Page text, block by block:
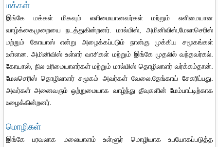
மக்கள்
இங்கே மக்கள் மிகவும் எளிமையானவர்கள் மற்றும் எளிமையான
வாழ்க்கைமுறையை நடத்துகின்றனர். மால்மிஸ், அமினிவிஸ்,மேலாசெரிஸ்
மற்றும் கோயாஸ் என்று அழைக்கப்படும் நான்கு முக்கிய சமூகங்கள்
உள்ளன. அமினிவிஸ் உள்ளர் வாசிகள் மற்றும் இங்கே முதலில் வந்தவர்கல்.
கோயாஸ், நில உரிமையாளர்கள் மற்றும் மால்மிஸ் தொழிலாளர் வர்க்கம்தான்.
மேலசெரிஸ் தொழிலாளர் சமூகம் அவர்கள் வேலை.தேங்காய் சேகரிப்பது.
அவர்கள் அனைவரும் ஒற்றுமையாக வாழ்ந்து தீவுகளின் மேம்பாட்டிற்காக
உழைக்கின்றனர்.
மொழிகள்
இங்கே பரவலாக மலையாளம் உள்ளூர் மொழியாக உபயோகப்படுத்த